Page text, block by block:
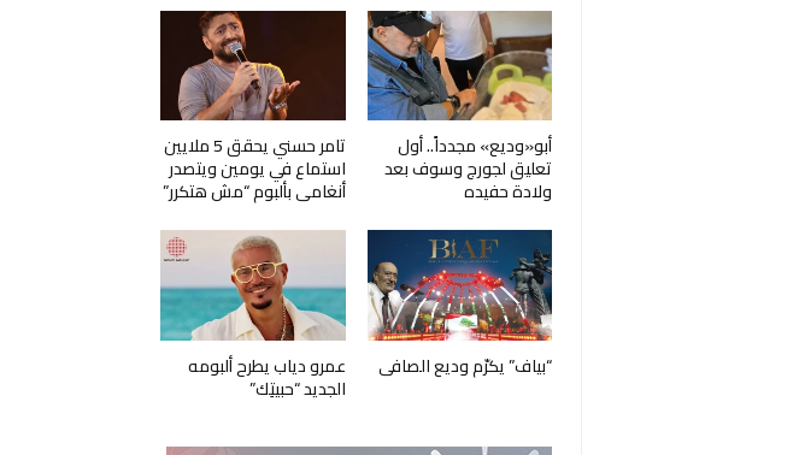
أبو«وديع» مجدداً.. أول
تعليق لجورج وسوف بعد
ولادة حفيده
تامر حسني يحقق 5 ملايين
استماع في يومين ويتصدر
أنغامي بألبوم “مش هتكرر”
“بياف” يكرّم وديع الصافي عمرو دياب يطرح ألبومه
الجديد “حبيتِك”